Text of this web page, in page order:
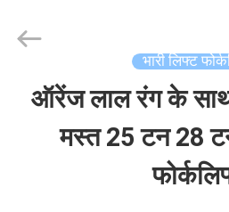
Development
भारी लिफ्ट
ऑरेंज लाल रंग के
मस्त 25 टन 28